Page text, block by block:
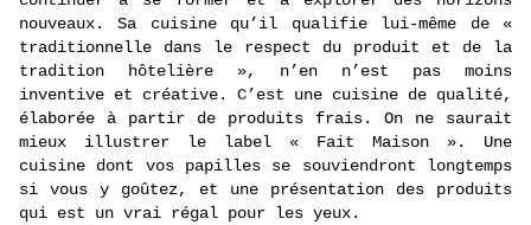
nouveaux. Sa cuisine qu’il qualifie lui-même de «
traditionnelle dans le respect du produit et de la
tradition hôtelière », n’en n’est pas moins
inventive et créative. C’est une cuisine de qualité,
élaborée à partir de produits frais. On ne saurait
mieux illustrer le label « Fait Maison ». Une
cuisine dont vos papilles se souviendront longtemps
si vous y goûtez, et une présentation des produits
qui est un vrai régal pour les yeux.